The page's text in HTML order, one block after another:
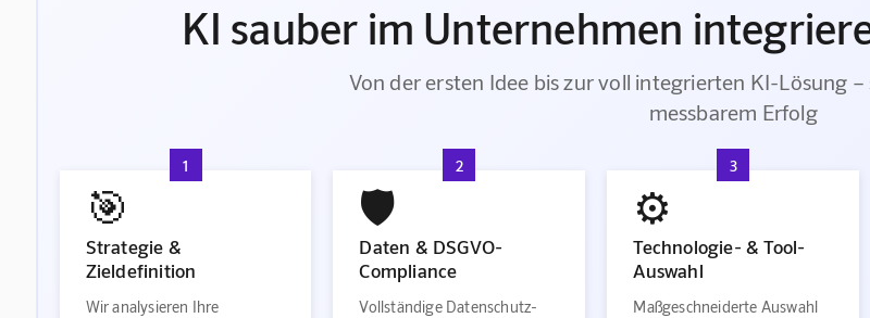
KI sauber im Unternehmen
Von der ersten Idee bis zur voll integrierten KI-Lösung
messbarem Erfolg
1
🎯
Strategie &
Zieldefinition
Wir analysieren Ihre
2
🛡️
Daten & DSGVO-
Compliance
Vollständige Datenschutz-
3
⚙️
Technologie- & Tool-
Auswahl
Maßgeschneiderte Auswahl